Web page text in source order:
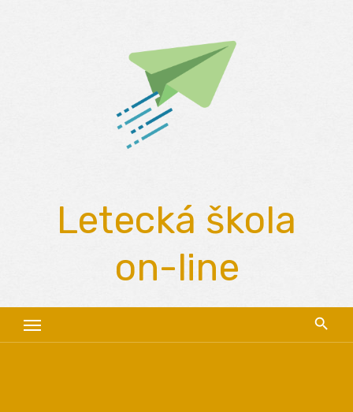
Letecká škola
on-line